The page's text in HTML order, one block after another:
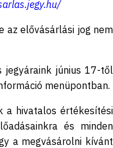
az elővásárlási jog nem
június 17-től
menüpontban.
a hivatalos értékesítési
és minden
a megvásárolni kívánt